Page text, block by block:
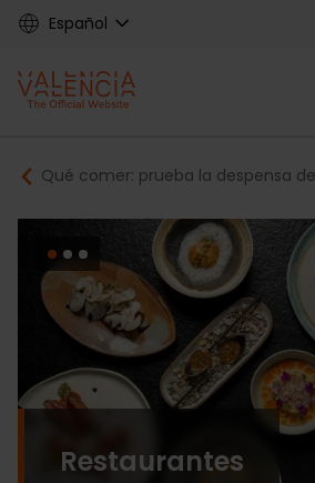
Skip
content
Español
Main
navigation
Breadcrumb
Qué comer: prueba la despensa
Restaurantes